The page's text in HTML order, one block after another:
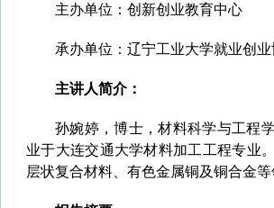
主办单位：创新创业教育中心
承办单位：辽宁工业大学就业创业
主讲人简介：
孙婉婷，博士，材料科学与工程
业于大连交通大学材料加工工程专业
层状复合材料、有色金属铜及铜合金等